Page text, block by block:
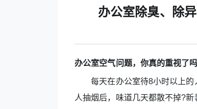
办公室除臭、除
办公室空气问题，你真的重视了吗
每天在办公室待8小时以上的人
人抽烟后，味道几天都散不掉?新